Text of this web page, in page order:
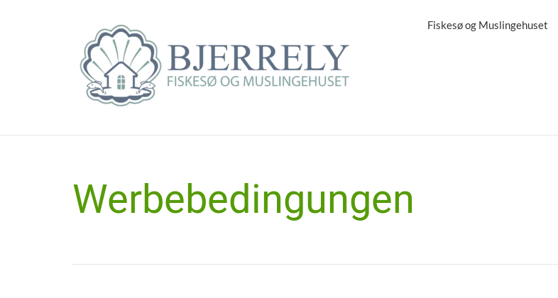
Fiskesø og Muslingehuset
Werbebedingungen